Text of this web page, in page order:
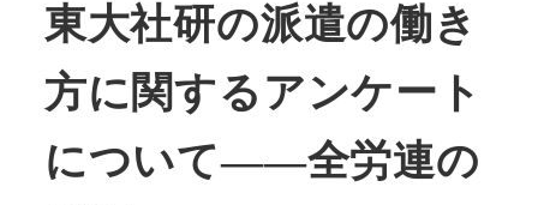
東大社研の派遣の働き
方に関するアンケート
について――全労連の